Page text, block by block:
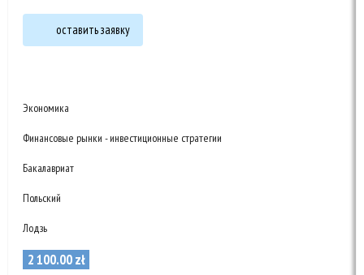
оставить заявку
Экономика
Финансовые рынки - инвестиционные стратегии
Бакалавриат
Польский
Лодзь
2 100.00zł